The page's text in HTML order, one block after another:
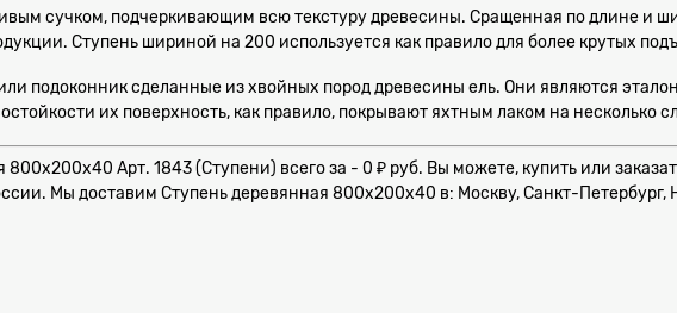
сучком, подчеркивающим всю текстуру древесины. Сращенная по длине и
Ступень шириной на 200 используется как правило для более крутых
подоконник сделанные из хвойных пород древесины ель. Они являются
их поверхность, как правило, покрывают яхтным лаком на несколько
800x200x40 Арт. 1843 (Ступени) всего за - 0 ₽ руб. Вы можете, купить или
Мы доставим Ступень деревянная 800x200x40 в: Москву, Санкт-Петербург,